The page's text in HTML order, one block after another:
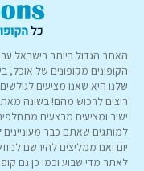
האתר הגדול ביותר בישראל
הקופונים מקופונים של אוכל,
שלנו היא שאנו מציעים
רוצים לרכוש מהם! בשונה
ישיר ומציעים מבצעים
למותגים שאתם כבר
יום ואנו ממליצים להירשם
לאתר מדי שבוע וכמו כן גם